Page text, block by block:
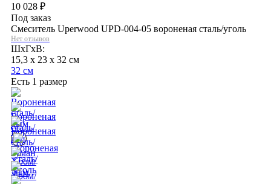
10 028 ₽
Под заказ
Смеситель Uperwood UPD-004-05 вороненая сталь/уголь
Нет отзывов
ШхГхВ:
15,3 x 23 x 32 см
32 см
Есть 1 размер